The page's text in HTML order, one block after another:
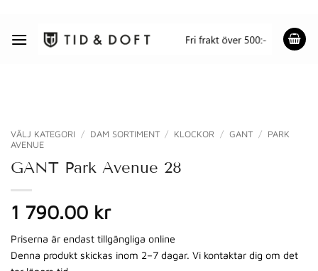
content
VÄLJ KATEGORI / DAM SORTIMENT / KLOCKOR / GANT /
PARK
AVENUE
GANT Park Avenue 28
1 790.00 kr
Priserna är endast tillgängliga online
Denna produkt skickas inom 2–7 dagar. Vi kontaktar dig om det